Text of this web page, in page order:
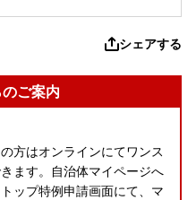
シェアする
ご案内
方はオンラインにてワンス
ます。自治体マイページへ
ップ特例申請画面にて、マ